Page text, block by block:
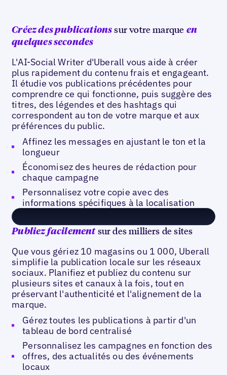
Créez des publications sur votre marque en
quelques secondes
L'AI-Social Writer d'Uberall vous aide à créer
plus rapidement du contenu frais et engageant.
Il étudie vos publications précédentes pour
comprendre ce qui fonctionne, puis suggère des
titres, des légendes et des hashtags qui
correspondent au ton de votre marque et aux
préférences du public.
Affinez les messages en ajustant le ton et la
longueur
Économisez des heures de rédaction pour
chaque campagne
Personnalisez votre copie avec des
informations spécifiques à la localisation
Publiez facilementsur des milliers de sites
Que vous gériez 10 magasins ou 1 000, Uberall
simplifie la publication locale sur les réseaux
sociaux. Planifiez et publiez du contenu sur
plusieurs sites et canaux à la fois, tout en
préservant l'authenticité et l'alignement de la
marque.
Gérez toutes les publications à partir d'un
tableau de bord centralisé
Personnalisez les campagnes en fonction des
offres, des actualités ou des événements
locaux